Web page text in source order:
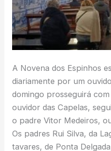
A Novena dos Espinhos
diariamente por um
domingo prosseguirá
ouvidor das Capelas,
o padre Vitor Medeiros,
Os padres Rui Silva, da
tavares, de Ponta